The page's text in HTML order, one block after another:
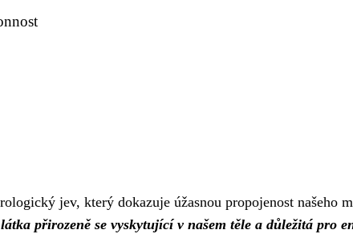
jev, který dokazuje úžasnou propojenost našeho
přirozeně se vyskytující v našem těle a důležitá pro